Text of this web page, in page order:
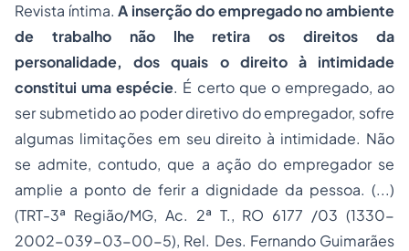
Revista íntima.A inserção do empregado no ambiente
de trabalho não lhe retira os direitos da
personalidade, dos quais o direito à intimidade
constitui uma espécie. É certo que o empregado, ao
ser submetido ao poder diretivo do empregador, sofre
algumas limitações em seu direito à intimidade. Não
se admite, contudo, que a ação do empregador se
amplie a ponto de ferir a dignidade da pessoa. (...)
(TRT-3ª Região/MG, Ac. 2ª T., RO 6177 /03 (1330-
2002-039-03-00-5), Rel. Des. Fernando Guimarães